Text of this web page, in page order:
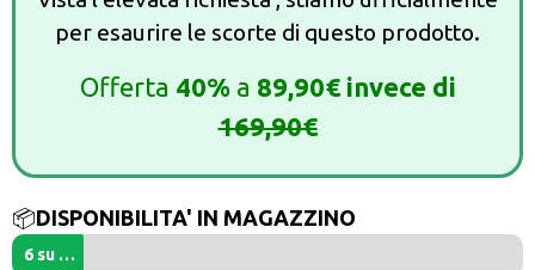
per esaurire le scorte di questo prodotto.
Offerta 40%a 89,90€ invece di
169,90€
📦DISPONIBILITA' IN MAGAZZINO
6 su 100